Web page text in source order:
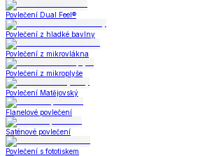
Povlečení Dual Feel®
Povlečení z hladké bavlny
Povlečení z mikrovlákna
Povlečení z mikroplyše
Povlečení Matějovský
Flanelové povlečení
Saténové povlečení
Povlečení s fototiskem